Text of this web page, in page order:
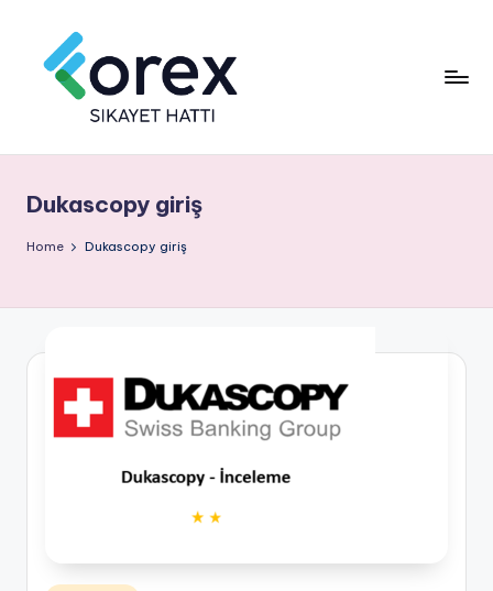
Dukascopy giriş
Home Dukascopy giriş